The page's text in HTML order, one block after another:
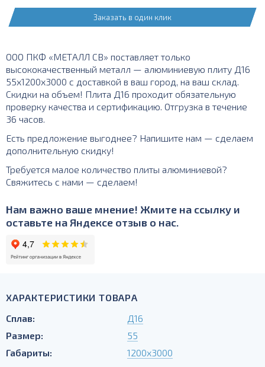
Заказать в один клик
ООО ПКФ «МЕТАЛЛ СВ» поставляет только
высококачественный металл — алюминиевую плиту Д16
55х1200х3000 с доставкой в ваш город, на ваш склад.
Скидки на объем! Плита Д16 проходит обязательную
проверку качества и сертификацию. Отгрузка в течение
36 часов.
Есть предложение выгоднее? Напишите нам — сделаем
дополнительную скидку!
Требуется малое количество плиты алюминиевой?
Свяжитесь с нами — сделаем!
Нам важно ваше мнение! Жмите на ссылку и
оставьте на Яндексе отзыв о нас.
ХАРАКТЕРИСТИКИ ТОВАРА
Сплав:
Д16
Размер:
55
Габариты:
1200х3000